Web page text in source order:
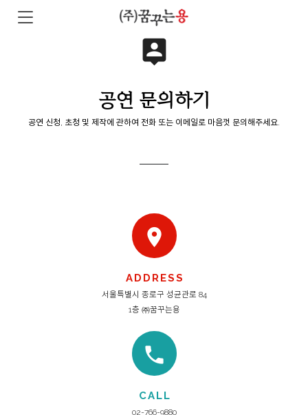
person_pin
공연 문의하기
공연 신청, 초청 및 제작에 관하여 전화 또는 이메일로 마음껏 문의해주세요.
location_on
ADDRESS
서울특별시 종로구 성균관로 84
1층 ㈜꿈꾸는용
phone
CALL
02-766-9880